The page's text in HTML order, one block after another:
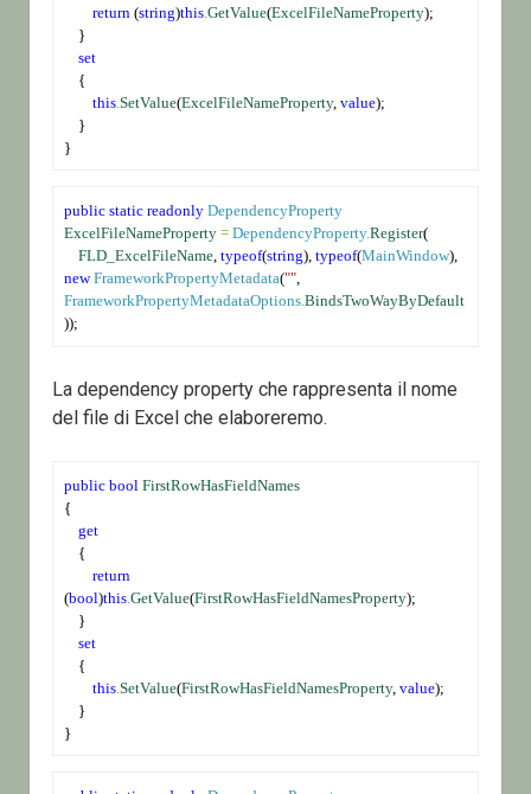
return (string)this .GetValue(ExcelFileNameProperty);
    }
set
    {
this .SetValue(ExcelFileNameProperty, value);
    }
}
public static readonly DependencyProperty
ExcelFileNameProperty = DependencyProperty.Register(
FLD_ExcelFileName, typeof(string), typeof(MainWindow
new FrameworkPropertyMetadata(""
FrameworkPropertyMetadataOptions.BindsTwoWayByDefault
));
La dependency property che rappresenta il nome
del file di Excel che elaboreremo.
public bool FirstRowHasFieldNames
{
get
    {
return
(bool)this .GetValue(FirstRowHasFieldNamesProperty);
    }
set
    {
this .SetValue(FirstRowHasFieldNamesProperty, value);
    }
}